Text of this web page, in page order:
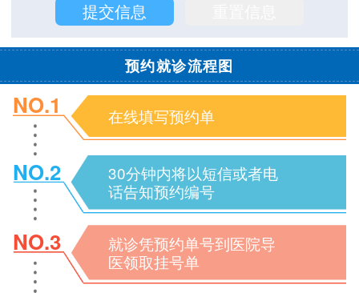
预约就诊流程图
NO.1 在线填写预约单
NO.2
30分钟内将以短信或者电
话告知预约编号
NO.3
就诊凭预约单号到医院导
医领取挂号单